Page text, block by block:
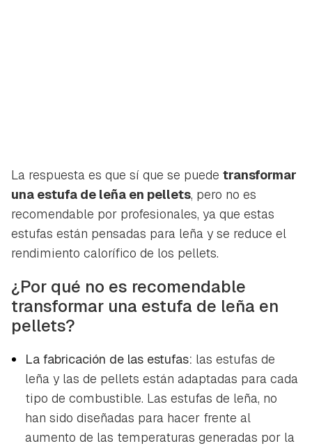
La respuesta es que sí que se puede transformar
una estufa de leña en pellets, pero no es
recomendable por profesionales, ya que estas
estufas están pensadas para leña y se reduce el
rendimiento calorífico de los pellets.
¿Por qué no es recomendable
transformar una estufa de leña en
pellets?
La fabricación de las estufas: las estufas de
leña y las de pellets están adaptadas para cada
tipo de combustible. Las estufas de leña, no
han sido diseñadas para hacer frente al
aumento de las temperaturas generadas por la